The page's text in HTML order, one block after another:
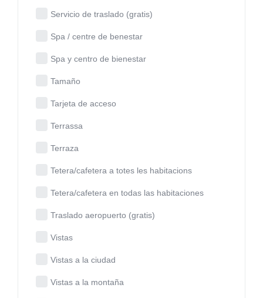
Servicio de traslado (gratis)
Spa / centre de benestar
Spa y centro de bienestar
Tamaño
Tarjeta de acceso
Terrassa
Terraza
Tetera/cafetera a totes les habitacions
Tetera/cafetera en todas las habitaciones
Traslado aeropuerto (gratis)
Vistas
Vistas a la ciudad
Vistas a la montaña